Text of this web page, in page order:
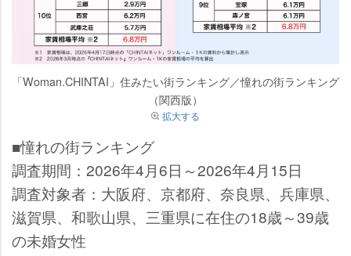
「Woman.CHINTAI」住みたい街ランキング／憧れの街ランキング
（関西版）
拡大する
■憧れの街ランキング
調査期間：2026年4月6日～2026年4月15日
調査対象者：大阪府、京都府、奈良県、兵庫県、
滋賀県、和歌山県、三重県に在住の18歳～39歳
の未婚女性